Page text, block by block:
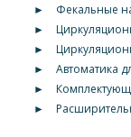
►
Фекальные
►
►
►
Автоматика
►
►